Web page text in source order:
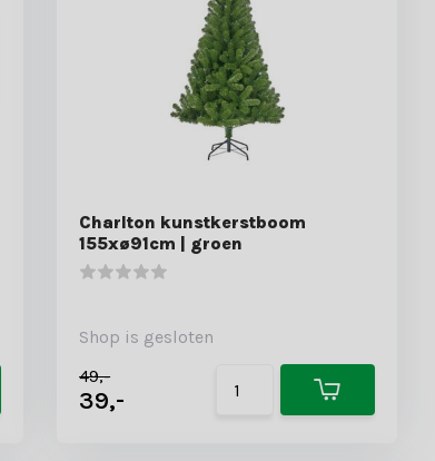
Charlton kunstkerstboom
155xø91cm | groen
Shop is gesloten
49,-
39,-